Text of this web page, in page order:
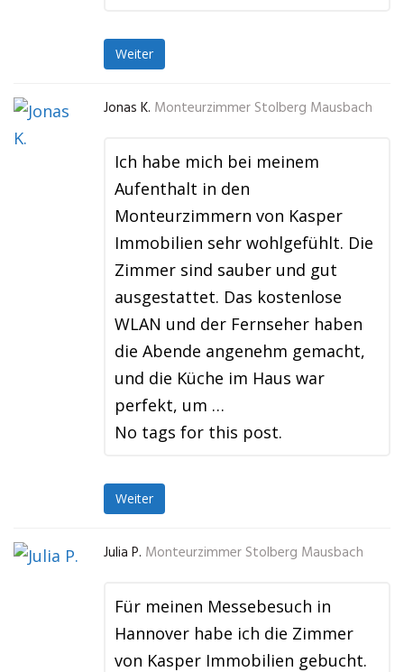
Weiter
Jonas K. Monteurzimmer Stolberg Mausbach
Ich habe mich bei meinem
Aufenthalt in den
Monteurzimmern von Kasper
Immobilien sehr wohlgefühlt. Die
Zimmer sind sauber und gut
ausgestattet. Das kostenlose
WLAN und der Fernseher haben
die Abende angenehm gemacht,
und die Küche im Haus war
perfekt, um …
No tags for this post.
Weiter
Julia P. Monteurzimmer Stolberg Mausbach
Für meinen Messebesuch in
Hannover habe ich die Zimmer
von Kasper Immobilien gebucht.